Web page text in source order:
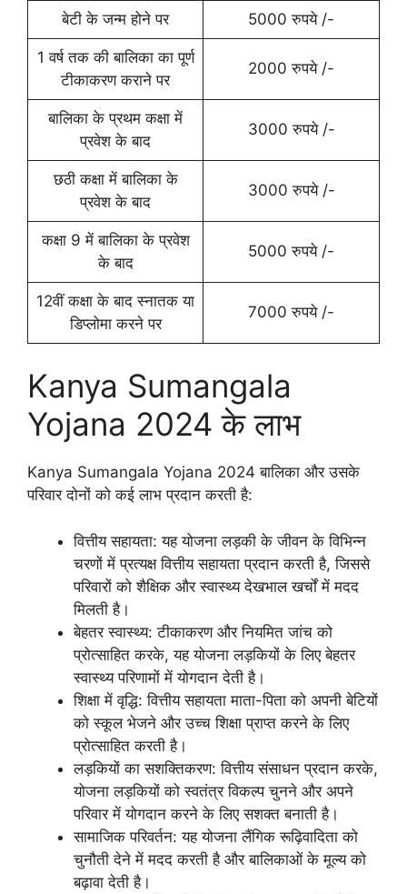
बेटी के जन्म होने पर 5000 रुपये /-
1 वर्ष तक की बालिका का पूर्ण
टीकाकरण कराने पर
2000 रुपये /-
बालिका के प्रथम कक्षा में
प्रवेश के बाद
3000 रुपये /-
छठी कक्षा में बालिका के
प्रवेश के बाद
3000 रुपये /-
कक्षा 9 में बालिका के प्रवेश
के बाद
5000 रुपये /-
12वीं कक्षा के बाद स्नातक या
डिप्लोमा करने पर
7000 रुपये /-
Kanya Sumangala
Yojana 2024 के लाभ
Kanya Sumangala Yojana 2024 बालिका और उसके
परिवार दोनों को कई लाभ प्रदान करती है:
वित्तीय सहायता: यह योजना लड़की के जीवन के विभिन्न
चरणों में प्रत्यक्ष वित्तीय सहायता प्रदान करती है, जिससे
परिवारों को शैक्षिक और स्वास्थ्य देखभाल खर्चों में मदद
मिलती है।
बेहतर स्वास्थ्य: टीकाकरण और नियमित जांच को
प्रोत्साहित करके, यह योजना लड़कियों के लिए बेहतर
स्वास्थ्य परिणामों में योगदान देती है।
शिक्षा में वृद्धि: वित्तीय सहायता माता-पिता को अपनी बेटियों
को स्कूल भेजने और उच्च शिक्षा प्राप्त करने के लिए
प्रोत्साहित करती है।
लड़कियों का सशक्तिकरण: वित्तीय संसाधन प्रदान करके,
योजना लड़कियों को स्वतंत्र विकल्प चुनने और अपने
परिवार में योगदान करने के लिए सशक्त बनाती है।
सामाजिक परिवर्तन: यह योजना लैंगिक रूढ़िवादिता को
चुनौती देने में मदद करती है और बालिकाओं के मूल्य को
बढ़ावा देती है।